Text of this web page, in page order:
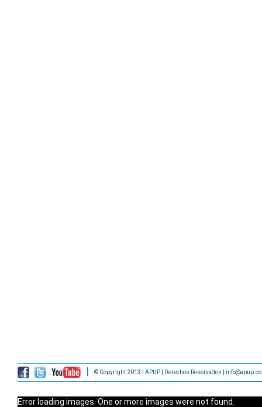
© Copyright 2013 | APUP | Derechos Reservados |
Error loading images. One or more images were not found.